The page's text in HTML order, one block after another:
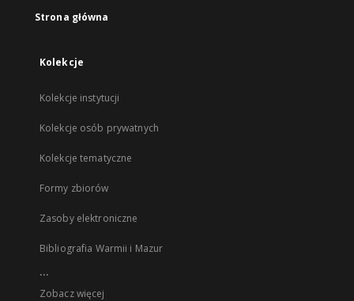
Strona główna
Kolekcje
Kolekcje instytucji
Kolekcje osób prywatnych
Kolekcje tematyczne
Formy zbiorów
Zasoby elektroniczne
Bibliografia Warmii i Mazur
...
Zobacz więcej